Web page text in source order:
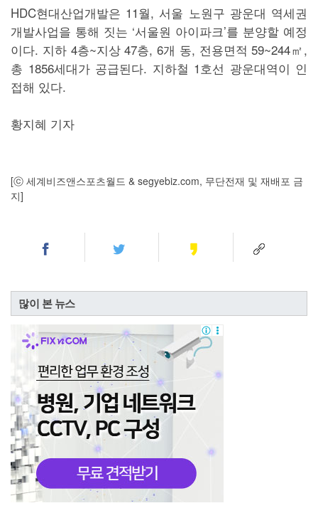
HDC현대산업개발은 11월, 서울 노원구 광운대 역세권
개발사업을 통해 짓는 ‘서울원 아이파크’를 분양할 예정
이다. 지하 4층~지상 47층, 6개 동, 전용면적 59~244㎡,
총 1856세대가 공급된다. 지하철 1호선 광운대역이 인
접해 있다.
황지혜 기자
[ⓒ 세계비즈앤스포츠월드 & segyebiz.com, 무단전재 및 재배포 금
지]
많이 본 뉴스